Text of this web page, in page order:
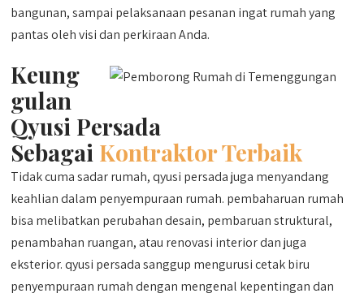
bangunan, sampai pelaksanaan pesanan ingat rumah yang
pantas oleh visi dan perkiraan Anda.
Keung
gulan
Qyusi Persada
Sebagai Kontraktor Terbaik
Tidak cuma sadar rumah, qyusi persada juga menyandang
keahlian dalam penyempuraan rumah. pembaharuan rumah
bisa melibatkan perubahan desain, pembaruan struktural,
penambahan ruangan, atau renovasi interior dan juga
eksterior. qyusi persada sanggup mengurusi cetak biru
penyempuraan rumah dengan mengenal kepentingan dan